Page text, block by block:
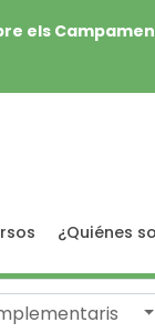
els
¿Quiénes